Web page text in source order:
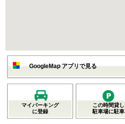
GoogleMap アプリで見る
マイパーキング
に登録
この時間貸し
駐車場に駐車